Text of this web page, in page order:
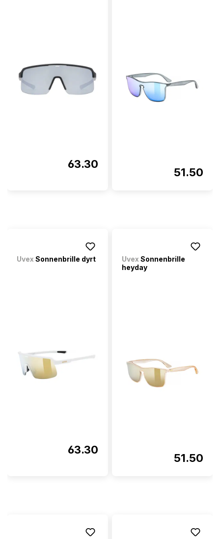
63.30
51.50
Uvex Sonnenbrille dyrt
63.30
Uvex Sonnenbrille
heyday
51.50